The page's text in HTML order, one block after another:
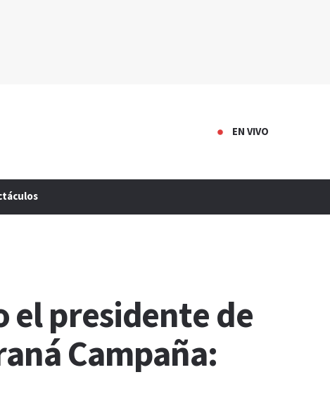
EN VIVO
el presidente de
Campaña: